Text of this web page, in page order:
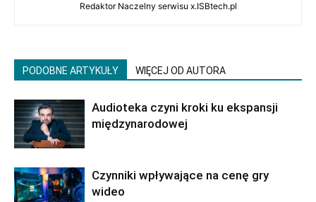
Redaktor Naczelny serwisu x.ISBtech.pl
PODOBNE ARTYKUŁY WIĘCEJ OD AUTORA
Audioteka czyni kroki ku ekspansji
międzynarodowej
Czynniki wpływające na cenę gry
wideo